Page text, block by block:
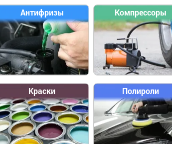
Антифризы Компрессоры
Краски Полироли